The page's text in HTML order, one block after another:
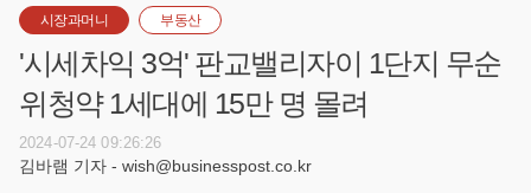
시장과머니 부동산
'시세차익 3억' 판교밸리자이 1단지 무순
위청약 1세대에 15만 명 몰려
2024-07-24 09:26:26
김바램 기자 - wish@businesspost.co.kr